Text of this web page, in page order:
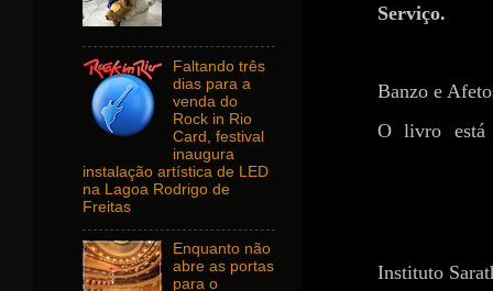
Serviço.
Banzo e
O livro está
Instituto
Faltando três
dias para a
venda do
Rock in Rio
Card, festival
inaugura
instalação artística de LED
na Lagoa Rodrigo de
Freitas
Enquanto não
abre as portas
para o